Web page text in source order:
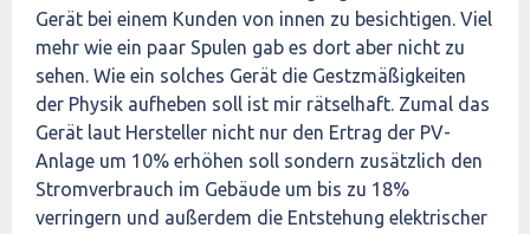
Gerät bei einem Kunden von innen zu besichtigen. Viel
mehr wie ein paar Spulen gab es dort aber nicht zu
sehen. Wie ein solches Gerät die Gestzmäßigkeiten
der Physik aufheben soll ist mir rätselhaft. Zumal das
Gerät laut Hersteller nicht nur den Ertrag der PV-
Anlage um 10% erhöhen soll sondern zusätzlich den
Stromverbrauch im Gebäude um bis zu 18%
verringern und außerdem die Entstehung elektrischer